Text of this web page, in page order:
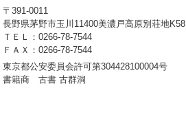
〒391-0011
長野県茅野市玉川11400美濃戸高原別荘地K58
ＴＥＬ：0266-78-7544
ＦＡＸ：0266-78-7544
東京都公安委員会許可第304428100004号
書籍商 古書 古群洞